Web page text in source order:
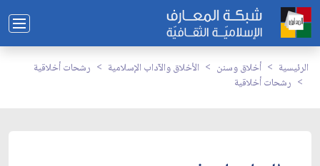
الرئيسية أخلاق وسنن الأخلاق والآداب الإسلامية
رشحات أخلاقية
رشحات أخلاقية